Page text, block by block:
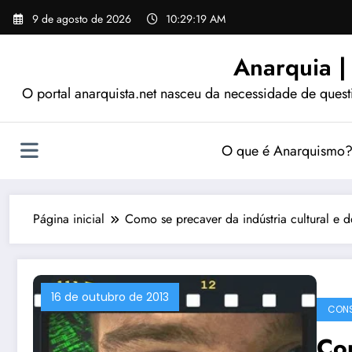
Pular
para
9 de agosto de 2026 10:29:20 AM
Anarquia
O portal anarquista.net nasceu da necessidade de
O que é Anarquismo?
Página inicial Como se precaver da indústria cultural e
16 de outubro de 2013